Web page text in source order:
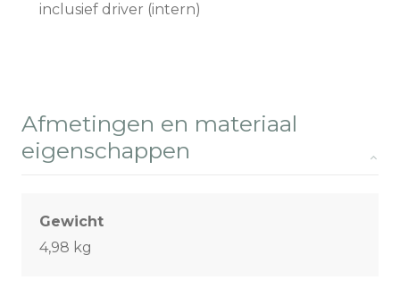
inclusief driver (intern)
Afmetingen en materiaal
eigenschappen
Gewicht
4,98 kg